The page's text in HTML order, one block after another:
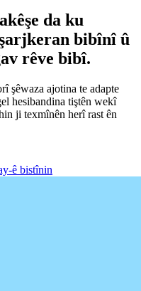
da ku
bibînî û
rêve bibî.
şêwaza ajotina te adapte
hesibandina tiştên wekî
ji texmînên herî rast ên